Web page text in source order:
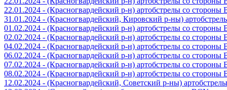
22.01.2024 - (Красногвардейский р-н) артобстрелы со
31.01.2024 - (Красногвардейский, Кировский р-ны)
01.02.2024 - (Красногвардейский р-н) артобстрелы со
02.02.2024 - (Красногвардейский р-н) артобстрелы со
04.02.2024 - (Красногвардейский р-н) артобстрелы со
06.02.2024 - (Красногвардейский р-н) артобстрелы со
07.02.2024 - (Красногвардейский р-н) артобстрелы со
08.02.2024 - (Красногвардейский р-н) артобстрелы со
12.02.2024 - (Красногвардейский, Советский р-ны)